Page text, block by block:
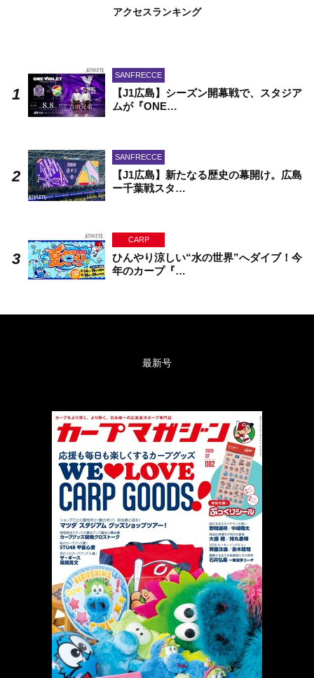
アクセスランキング
SANFRECCE
【J1広島】シーズン開幕戦で、スタジア
ムが『ONE…
SANFRECCE
【J1広島】新たなる歴史の幕開け。広島
ー千葉戦スタ…
CARP
ひんやり涼しい“水の世界”へダイブ！今
年のカープ『…
最新号